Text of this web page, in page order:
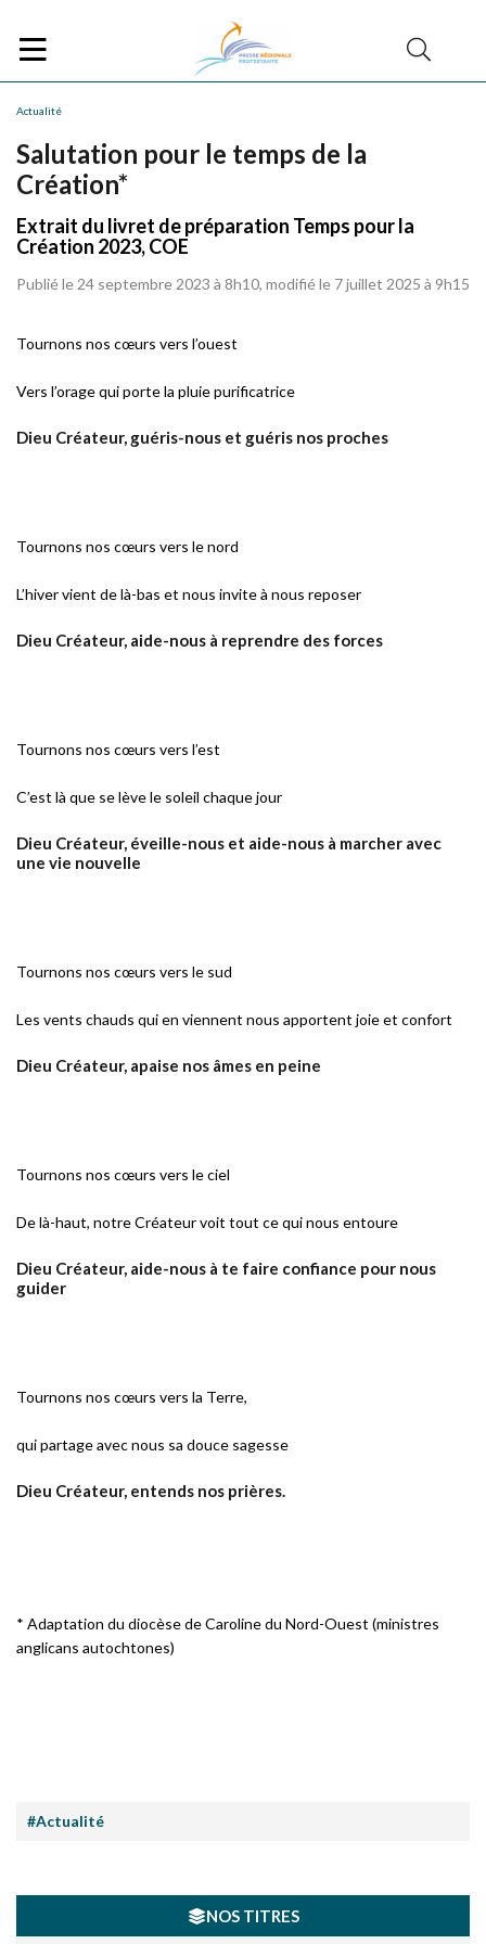
Actualité
Salutation pour le temps de la
Création*
Extrait du livret de préparation Temps pour la
Création 2023, COE
Publié le 24 septembre 2023 à 8h10, modifié le 7 juillet 2025 à 9h15
Tournons nos cœurs vers l’ouest
Vers l’orage qui porte la pluie purificatrice
Dieu Créateur, guéris-nous et guéris nos proches
Tournons nos cœurs vers le nord
L’hiver vient de là-bas et nous invite à nous reposer
Dieu Créateur, aide-nous à reprendre des forces
Tournons nos cœurs vers l’est
C’est là que se lève le soleil chaque jour
Dieu Créateur, éveille-nous et aide-nous à marcher avec
une vie nouvelle
Tournons nos cœurs vers le sud
Les vents chauds qui en viennent nous apportent joie et confort
Dieu Créateur, apaise nos âmes en peine
Tournons nos cœurs vers le ciel
De là-haut, notre Créateur voit tout ce qui nous entoure
Dieu Créateur, aide-nous à te faire confiance pour nous
guider
Tournons nos cœurs vers la Terre,
qui partage avec nous sa douce sagesse
Dieu Créateur, entends nos prières.
* Adaptation du diocèse de Caroline du Nord-Ouest (ministres
anglicans autochtones)
#Actualité
NOS TITRES